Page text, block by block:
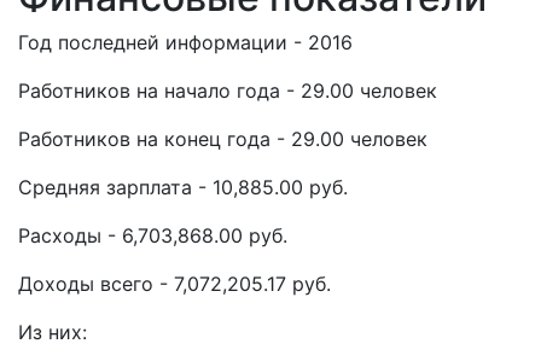
Год последней информации - 2016
Работников на начало года - 29.00 человек
Работников на конец года - 29.00 человек
Средняя зарплата - 10,885.00 руб.
Расходы - 6,703,868.00 руб.
Доходы всего - 7,072,205.17 руб.
Из них: